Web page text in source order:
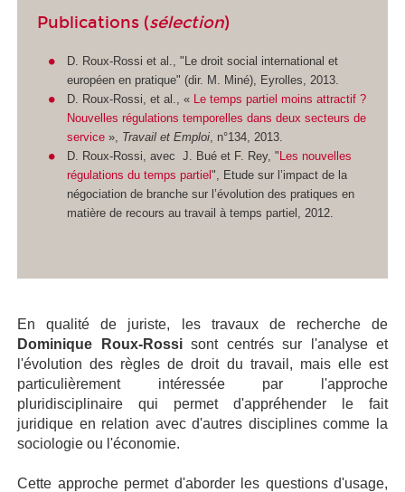
Publications (sélection)
D. Roux-Rossi et al., "Le droit social international et
européen en pratique" (dir. M. Miné), Eyrolles, 2013.
D. Roux-Rossi, et al., « Le temps partiel moins attractif ?
Nouvelles régulations temporelles dans deux secteurs de
service», Travail et Emploi, n°134, 2013.
D. Roux-Rossi, avec J. Bué et F. Rey, " Les nouvelles
régulations du temps partiel ", Etude sur l’impact de la
négociation de branche sur l’évolution des pratiques en
matière de recours au travail à temps partiel, 2012.
En qualité de juriste, les travaux de recherche de
Dominique Roux-Rossisont centrés sur l'analyse et
l'évolution des règles de droit du travail, mais elle est
particulièrement intéressée par l'approche
pluridisciplinaire qui permet d'appréhender le fait
juridique en relation avec d'autres disciplines comme la
sociologie ou l'économie.
Cette approche permet d'aborder les questions d'usage,